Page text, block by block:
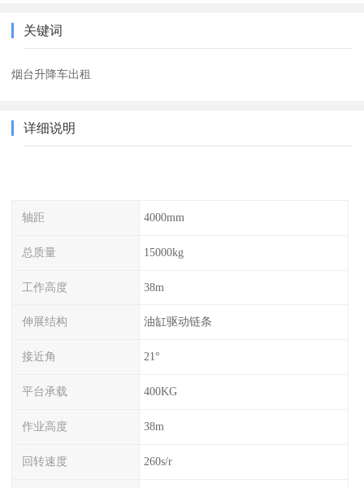
关键词
烟台升降车出租
详细说明
轴距 4000mm
总质量 15000kg
工作高度 38m
伸展结构 油缸驱动链条
接近角 21°
平台承载 400KG
作业高度 38m
回转速度 260s/r